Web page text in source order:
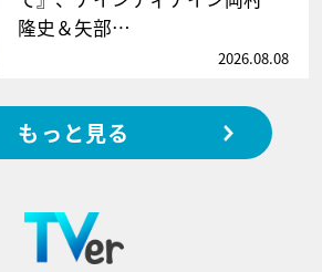
隆史＆矢部…
2026.08.08
もっと見る